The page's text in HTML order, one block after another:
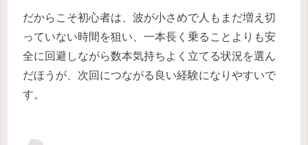
だからこそ初心者は、波が小さめで人もまだ増え切
っていない時間を狙い、一本長く乗ることよりも安
全に回避しながら数本気持ちよく立てる状況を選ん
だほうが、次回につながる良い経験になりやすいで
す。